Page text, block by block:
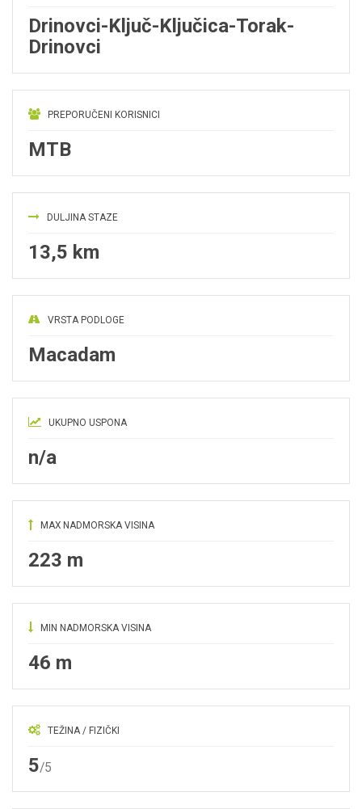
Drinovci-Ključ-Ključica-Torak-
Drinovci
PREPORUČENI KORISNICI
MTB
DULJINA STAZE
13,5 km
VRSTA PODLOGE
Macadam
UKUPNO USPONA
n/a
MAX NADMORSKA VISINA
223 m
MIN NADMORSKA VISINA
46 m
TEŽINA / FIZIČKI
5/5